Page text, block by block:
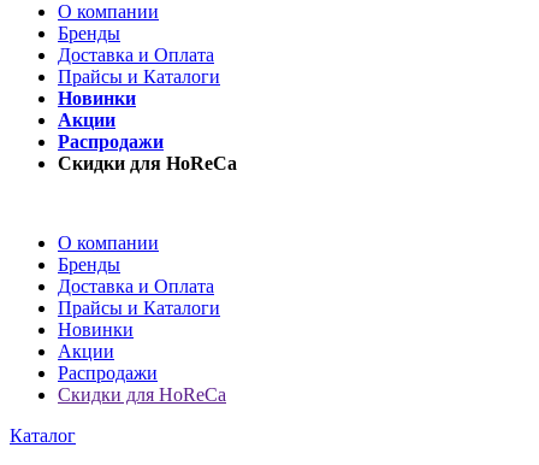
О компании
Бренды
Доставка и Оплата
Прайсы и Каталоги
Новинки
Акции
Распродажи
Скидки для HoReCa
О компании
Бренды
Доставка и Оплата
Прайсы и Каталоги
Новинки
Акции
Распродажи
Скидки для HoReCa
Каталог